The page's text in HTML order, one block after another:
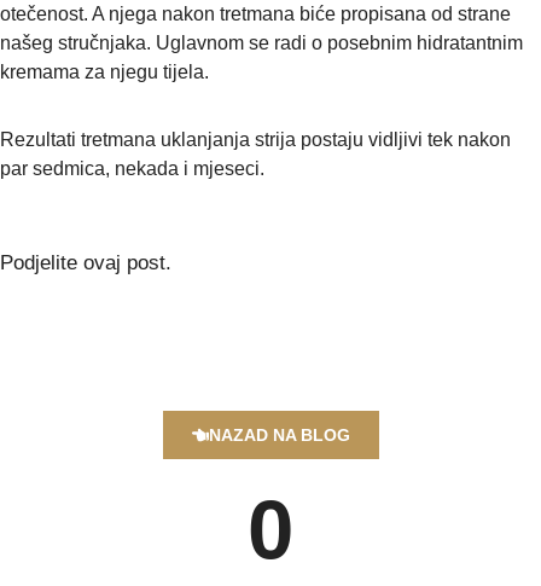
otečenost. A njega nakon tretmana biće propisana od strane
našeg stručnjaka. Uglavnom se radi o posebnim hidratantnim
kremama za njegu tijela.
Rezultati tretmana uklanjanja strija postaju vidljivi tek nakon
par sedmica, nekada i mjeseci.
Podjelite ovaj post.
NAZAD NA BLOG
0